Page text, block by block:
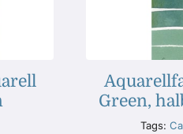
Green,
Tags: